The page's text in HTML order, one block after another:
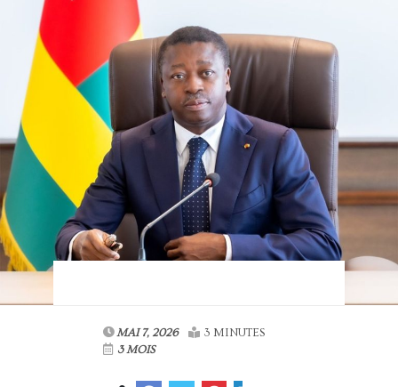
MAI 7, 2026
3 MINUTES
3 MOIS